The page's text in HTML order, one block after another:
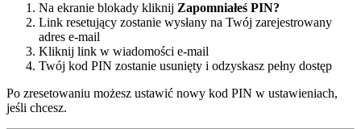
Na ekranie blokady kliknij Zapomniałeś PIN?
Link resetujący zostanie wysłany na Twój zarejestrowany
adres e-mail
Kliknij link w wiadomości e-mail
Twój kod PIN zostanie usunięty i odzyskasz pełny dostęp
Po zresetowaniu możesz ustawić nowy kod PIN w ustawieniach,
jeśli chcesz.